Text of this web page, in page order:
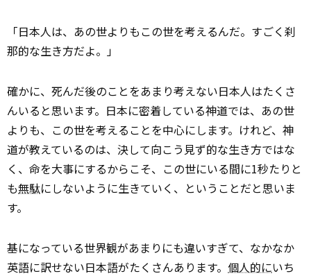
「日本人は、あの世よりもこの世を考えるんだ。すごく刹
那的な生き方だよ。」
確かに、死んだ後のことをあまり考えない日本人はたくさ
んいると思います。日本に密着している神道では、あの世
よりも、この世を考えることを中心にします。けれど、神
道が教えているのは、決して向こう見ず的な生き方ではな
く、命を大事にするからこそ、この世にいる間に1秒たりと
も無駄にしないように生きていく、ということだと思いま
す。
基になっている世界観があまりにも違いすぎて、なかなか
英語に訳せない日本語がたくさんあります。 個人的にいち